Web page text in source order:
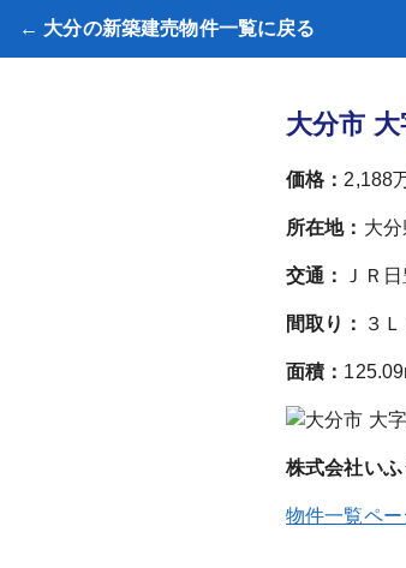
← 大分の新築建売物件一覧に戻る
大分市
価格： 2,188
所在地： 大
交通： ＪＲ
間取り： ３
面積：
株式会社いふ
物件一覧ペー